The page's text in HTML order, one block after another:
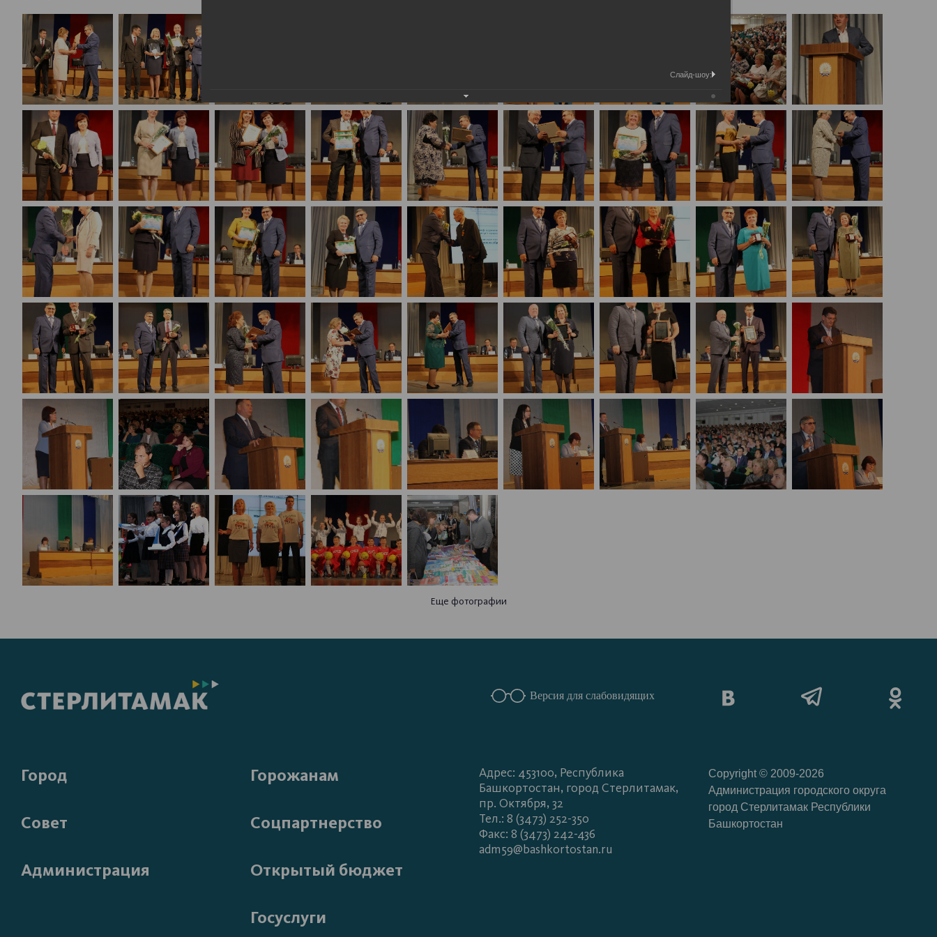
Еще фотографии
Версия для слабовидящих
Город
Совет
Администрация
Горожанам
Соцпартнерство
Открытый бюджет
Госуслуги
Адрес: 453100, Республика
Башкортостан, город Стерлитамак,
пр. Октября, 32
Тел.: 8 (3473) 252-350
Факс: 8 (3473) 242-436
adm59@bashkortostan.ru
Copyright © 2009-2026
Администрация городского округа
город Стерлитамак Республики
Башкортостан
Слайд-шоу: